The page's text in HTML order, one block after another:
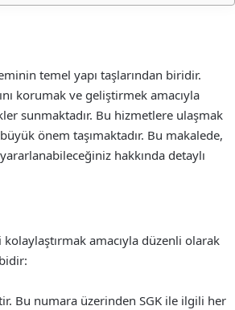
temel yapı taşlarından biridir.
korumak ve geliştirmek amacıyla
sunmaktadır. Bu hizmetlere ulaşmak
önem taşımaktadır. Bu makalede,
hakkında detaylı
amacıyla düzenli olarak
Bu numara üzerinden SGK ile ilgili her